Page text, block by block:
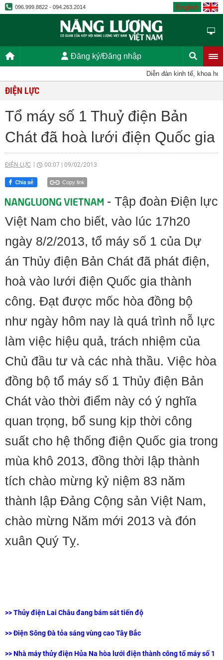
096.999.8822 - 094.263.2014 English
Đăng ký/Đăng nhập
Diễn đàn kinh tế, khoa
ĐIỆN LỰC
Tổ máy số 1 Thuỷ điện Bản
Chát đã hoà lưới điện Quốc gia
ĐIỆN LỰC 00:07 09/02/2013
Copy link
- Tập đoàn Điện lực
Việt Nam cho biết, vào lúc 17h20
ngày 8/2/2013, tổ máy số 1 của Dự
án Thủy điện Bản Chát đã phát điện,
hoà vào lưới điện Quốc gia thành
công. Đạt được mốc hòa đồng bộ
như ngày hôm nay là quá trình nỗ lực
làm việc hiệu quả, trách nhiệm của
Chủ đầu tư và các nhà thầu. Việc hòa
đồng bộ tổ máy số 1 Thủy điện Bản
Chát vào thời điểm này có ý nghĩa
quan trọng, bổ sung kịp thời công
suất cho hệ thống điện Quốc gia trong
mùa khô 2013, đồng thời lập thành
tích chào mừng kỷ niệm 83 năm
thành lập Đảng Cộng sản Việt Nam,
chào mừng Năm mới 2013 và đón
xuân Quý Tỵ.
>>Thủy điện Lai Châu đang bám sát tiến độ
>>Điện Sông Đà tỏa sáng vùng cao Tây Bắc
>>Nhà máy thủy điện Hủa Na hòa lưới điện thành công tổ máy số 1